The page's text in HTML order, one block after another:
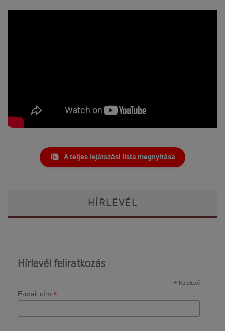
A teljes lejátszási lista megnyitása
HÍRLEVÉL
Hírlevél feliratkozás
* Kötelező
E-mail cím *